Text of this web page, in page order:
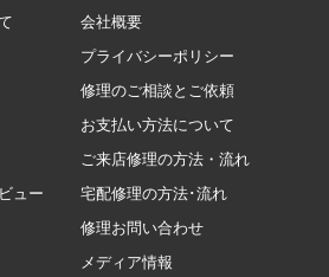
ュー
会社概要
プライバシーポリシー
修理のご相談とご依頼
お支払い方法について
ご来店修理の方法・流れ
宅配修理の方法･流れ
修理お問い合わせ
メディア情報